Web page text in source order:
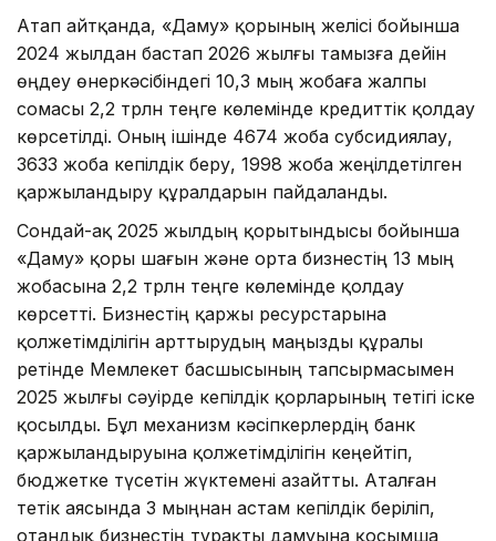
Атап айтқанда, «Даму» қорының желісі бойынша
2024 жылдан бастап 2026 жылғы тамызға дейін
өңдеу өнеркәсібіндегі 10,3 мың жобаға жалпы
сомасы 2,2 трлн теңге көлемінде кредиттік қолдау
көрсетілді. Оның ішінде 4674 жоба субсидиялау,
3633 жоба кепілдік беру, 1998 жоба жеңілдетілген
қаржыландыру құралдарын пайдаланды.
Сондай-ақ 2025 жылдың қорытындысы бойынша
«Даму» қоры шағын және орта бизнестің 13 мың
жобасына 2,2 трлн теңге көлемінде қолдау
көрсетті. Бизнестің қаржы ресурстарына
қолжетімділігін арттырудың маңызды құралы
ретінде Мемлекет басшысының тапсырмасымен
2025 жылғы сәуірде кепілдік қорларының тетігі іске
қосылды. Бұл механизм кәсіпкерлердің банк
қаржыландыруына қолжетімділігін кеңейтіп,
бюджетке түсетін жүктемені азайтты. Аталған
тетік аясында 3 мыңнан астам кепілдік беріліп,
отандық бизнестің тұрақты дамуына қосымша